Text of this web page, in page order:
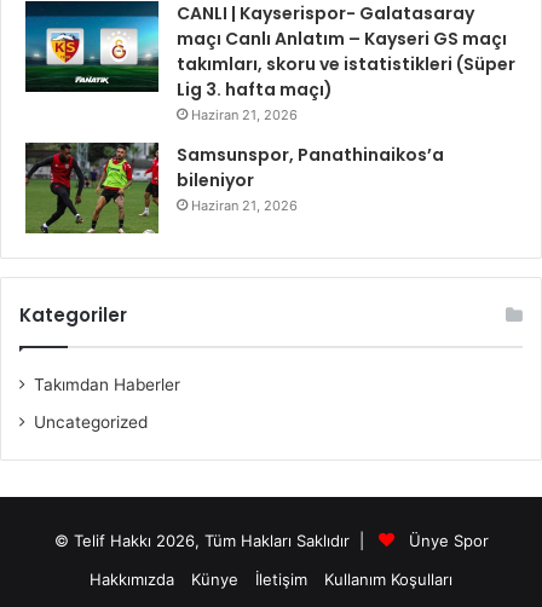
CANLI | Kayserispor- Galatasaray
maçı Canlı Anlatım – Kayseri GS maçı
takımları, skoru ve istatistikleri (Süper
Lig 3. hafta maçı)
Haziran 21, 2026
Samsunspor, Panathinaikos’a
bileniyor
Haziran 21, 2026
Kategoriler
Takımdan Haberler
Uncategorized
© Telif Hakkı 2026, Tüm Hakları Saklıdır |
Ünye Spor
Hakkımızda
Künye İletişim Kullanım Koşulları